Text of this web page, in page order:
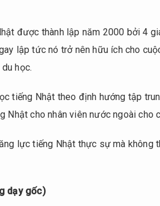
được thành lập năm 2000 bởi 4
lập tức nó trở nên hữu ích cho
học.
tiếng Nhật theo định hướng tập
Nhật cho nhân viên nước ngoài cho
lực tiếng Nhật thực sự mà
dạy gốc)